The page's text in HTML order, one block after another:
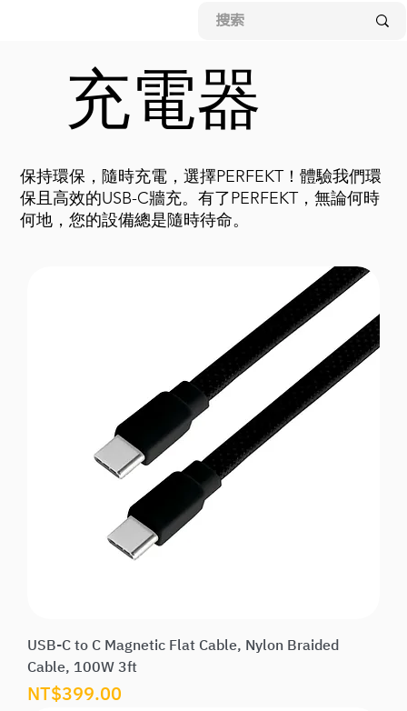
充電器
保持環保，隨時充電，選擇PERFEKT！體驗我們環
保且高效的USB-C牆充。有了PERFEKT，無論何時
何地，您的設備總是隨時待命。
USB-C to C Magnetic Flat Cable, Nylon Braided
Cable, 100W 3ft
價格
NT$399.00